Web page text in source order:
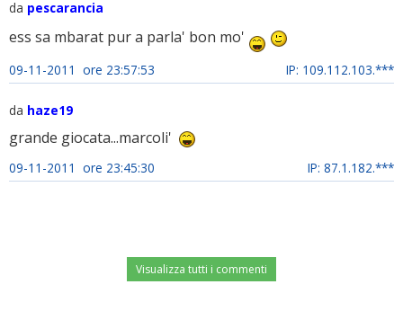
da pescarancia
ess sa mbarat pur a parla' bon mo'
09-11-2011 ore 23:57:53 IP: 109.112.103.***
da haze19
grande giocata...marcoli'
09-11-2011 ore 23:45:30 IP: 87.1.182.***
Visualizza tutti i commenti